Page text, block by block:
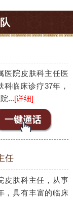
医院皮肤科主任医
临床诊疗37年，
...[详细]
任
皮肤科主任，从事
，具有丰富的临床